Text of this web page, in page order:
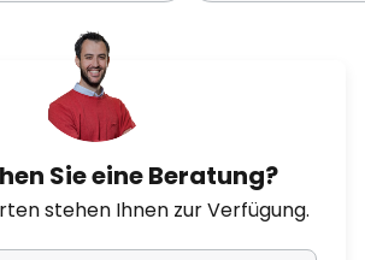
Sie eine Beratung?
stehen Ihnen zur Verfügung.